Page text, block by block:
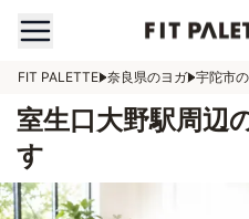
FIT PALETTE 奈良県のヨガ 宇陀市
室生口大野駅周辺
す